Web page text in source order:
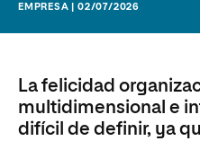
EMPRESA | 02/07/2026
La felicidad
multidimensional e
difícil de definir, ya